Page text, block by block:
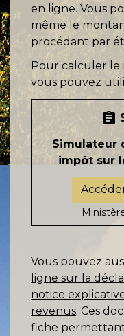
en ligne. Vous
même le
procédant par
Pour calculer
vous pouvez
assignment
Simulateur
impôt sur
Vous pouvez
ligne sur la
notice
revenus. Ces
fiche